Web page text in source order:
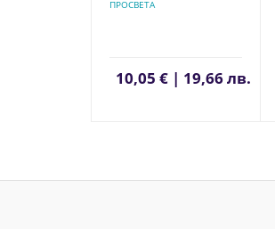
ПРОСВЕТА
10,05 € | 19,66 лв.